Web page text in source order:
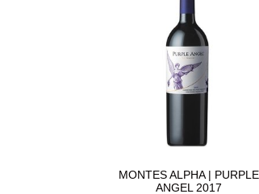
MONTES ALPHA | PURPLE
ANGEL 2017